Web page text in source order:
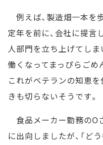
例えば、製造畑一本を
定年を前に、会社に提言
人部門を立ち上げてしま
働くなってまっぴらごめ
これがベテランの知恵
きも切らないそうです。
食品メーカー勤務のO
に出向しましたが、「ど